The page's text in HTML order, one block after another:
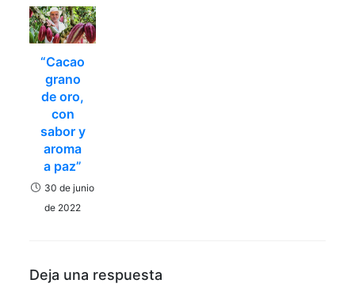
“Cacao
grano
de oro,
con
sabor y
aroma
a paz”
30 de junio
de 2022
Deja una respuesta